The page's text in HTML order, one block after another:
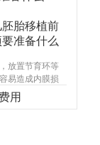
胎移植前
准备什么
放置节育环等
易造成内膜损
受损，造成宫
，宫腔形态异
用